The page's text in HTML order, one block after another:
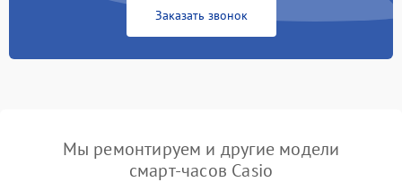
Заказать звонок
Мы ремонтируем и другие модели
смарт-часов Casio